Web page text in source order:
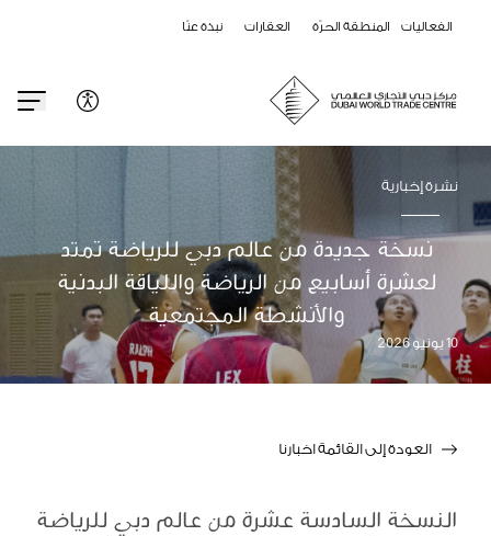
الفعاليات المنطقة الحرّة العقارات نبذة عنّا
نشرة إخبارية
نسخة جديدة من عالم دبي للرياضة تمتد
لعشرة أسابيع من الرياضة واللياقة البدنية
والأنشطة المجتمعية
10 يونيو 2026
العودة إلى القائمة اخبارنا
النسخة السادسة عشرة من عالم دبي للرياضة